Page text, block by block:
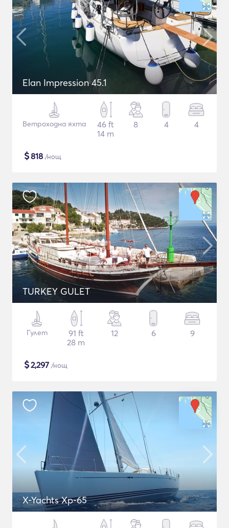
Elan Impression 45.1
Ветроходна яхта
46 ft
14 m
8 4 4
$818 /нощ
TURKEY GULET
Гулет
91 ft
28 m
12 6 9
$2,297 /нощ
X-Yachts Xp-65